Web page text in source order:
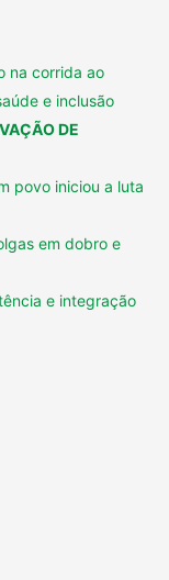
na corrida ao
e inclusão
DE
povo iniciou a luta
em dobro e
e integração